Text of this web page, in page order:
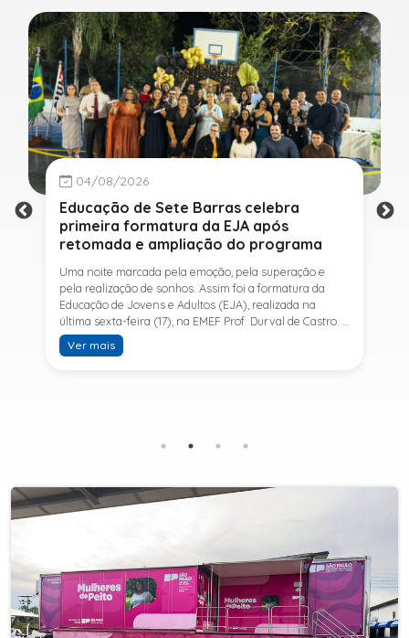
04/08/2026
Educação de Sete Barras celebra
primeira formatura da EJA após
retomada e ampliação do programa
Uma noite marcada pela emoção, pela superação e
pela realização de sonhos. Assim foi a formatura da
Educação de Jovens e Adultos (EJA), realizada na
última sexta-feira (17), na EMEF Prof. Durval de Castro. A
cerimônia celebrou a conclusão dos estudos de 53
alunos e entrou para a história ao marcar a primeira
SESI, ampliando o acesso à educação e oferecendo uma
retomar os estudos.A última turma da Educação de
Jovens e Adultos formada pelo município foi em 2016,
oferecida em Sete Barras e, a partir de agosto de 2025,
passou por uma importante ampliação. Em parceria
com o SESI, a Prefeitura passou a disponibilizar também
o Ensino Fundamental II (6º ao 9º ano) e o Ensino
Médio, ampliando significativamente as oportunidades
para que jovens e adultos concluam sua formação.A
Ver mais